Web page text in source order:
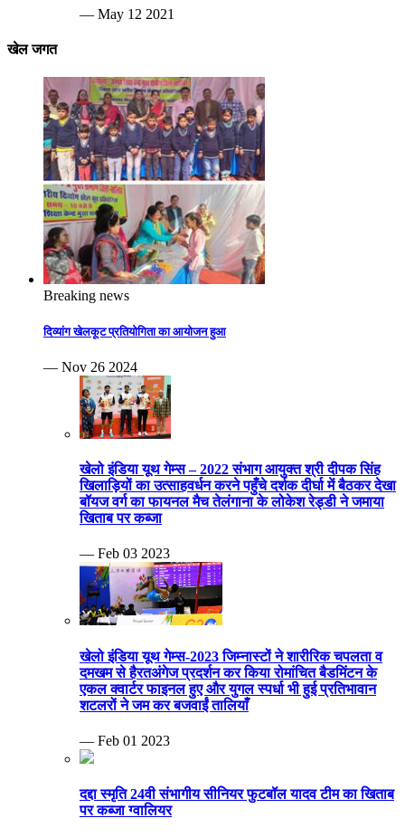
— May 12 2021
खेल जगत
Breaking news
दिव्यांग खेलकूट प्रतियोगिता का आयोजन हुआ
— Nov 26 2024
खेलो इंडिया यूथ गेम्स – 2022 संभाग आयुक्त श्री दीपक सिंह
खिलाड़ियों का उत्साहवर्धन करने पहुँचे दर्शक दीर्घा में बैठकर देखा
बॉयज वर्ग का फायनल मैच तेलंगाना के लोकेश रेड्डी ने जमाया
खिताब पर कब्जा
— Feb 03 2023
खेलो इंडिया यूथ गेम्स-2023 जिम्नास्टों ने शारीरिक चपलता व
दमखम से हैरतअंगेज प्रदर्शन कर किया रोमांचित बैडमिंटन के
एकल क्वार्टर फाइनल हुए और युगल स्पर्धा भी हुई प्रतिभावान
शटलरों ने जम कर बजवाईं तालियाँ
— Feb 01 2023
दद्दा स्मृति 24वी संभागीय सीनियर फुटबॉल यादव टीम का खिताब
पर कब्जा ग्वालियर